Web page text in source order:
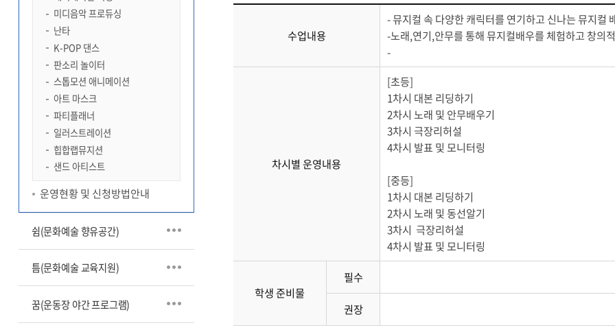
미디음악 프로듀싱
난타
K-POP 댄스
판소리 놀이터
스톱모션 애니메이션
아트 마스크
파티플래너
일러스트레이션
힙합랩뮤지션
샌드 아티스트
운영현황 및 신청방법안내
쉼(문화예술 향유공간)
틈(문화예술 교육지원)
꿈(운동장 야간 프로그램)
수업내용
- 뮤지컬 속 다양한 캐릭터를 연기하고 신나는 뮤지컬
-노래,연기,안무를 통해 뮤지컬배우를 체험하고 창의
-
차시별 운영내용
[초등]
1차시 대본 리딩하기
2차시 노래 및 안무배우기
3차시 극장리허설
4차시 발표 및 모니터링
[중등]
1차시 대본 리딩하기
2차시 노래 및 동선알기
3차시 극장리허설
4차시 발표 및 모니터링
학생 준비물
필수
권장